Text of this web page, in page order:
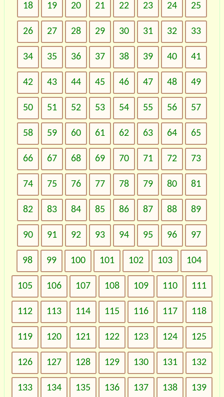
18 19 20 21 22 23 24 25
26 27 28 29 30 31 32 33
34 35 36 37 38 39 40 41
42 43 44 45 46 47 48 49
50 51 52 53 54 55 56 57
58 59 60 61 62 63 64 65
66 67 68 69 70 71 72 73
74 75 76 77 78 79 80 81
82 83 84 85 86 87 88 89
90 91 92 93 94 95 96 97
98 99 100 101 102 103 104
105 106 107 108 109 110 111
112 113 114 115 116 117 118
119 120 121 122 123 124 125
126 127 128 129 130 131 132
133 134 135 136 137 138 139